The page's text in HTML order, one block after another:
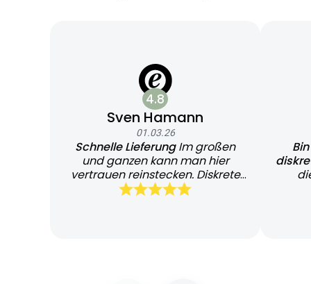
4.8
Sven Hamann
01.03.26
Schnelle LieferungIm großen
und ganzen kann man hier
vertrauen reinstecken. Diskrete
und schnelle Lieferung